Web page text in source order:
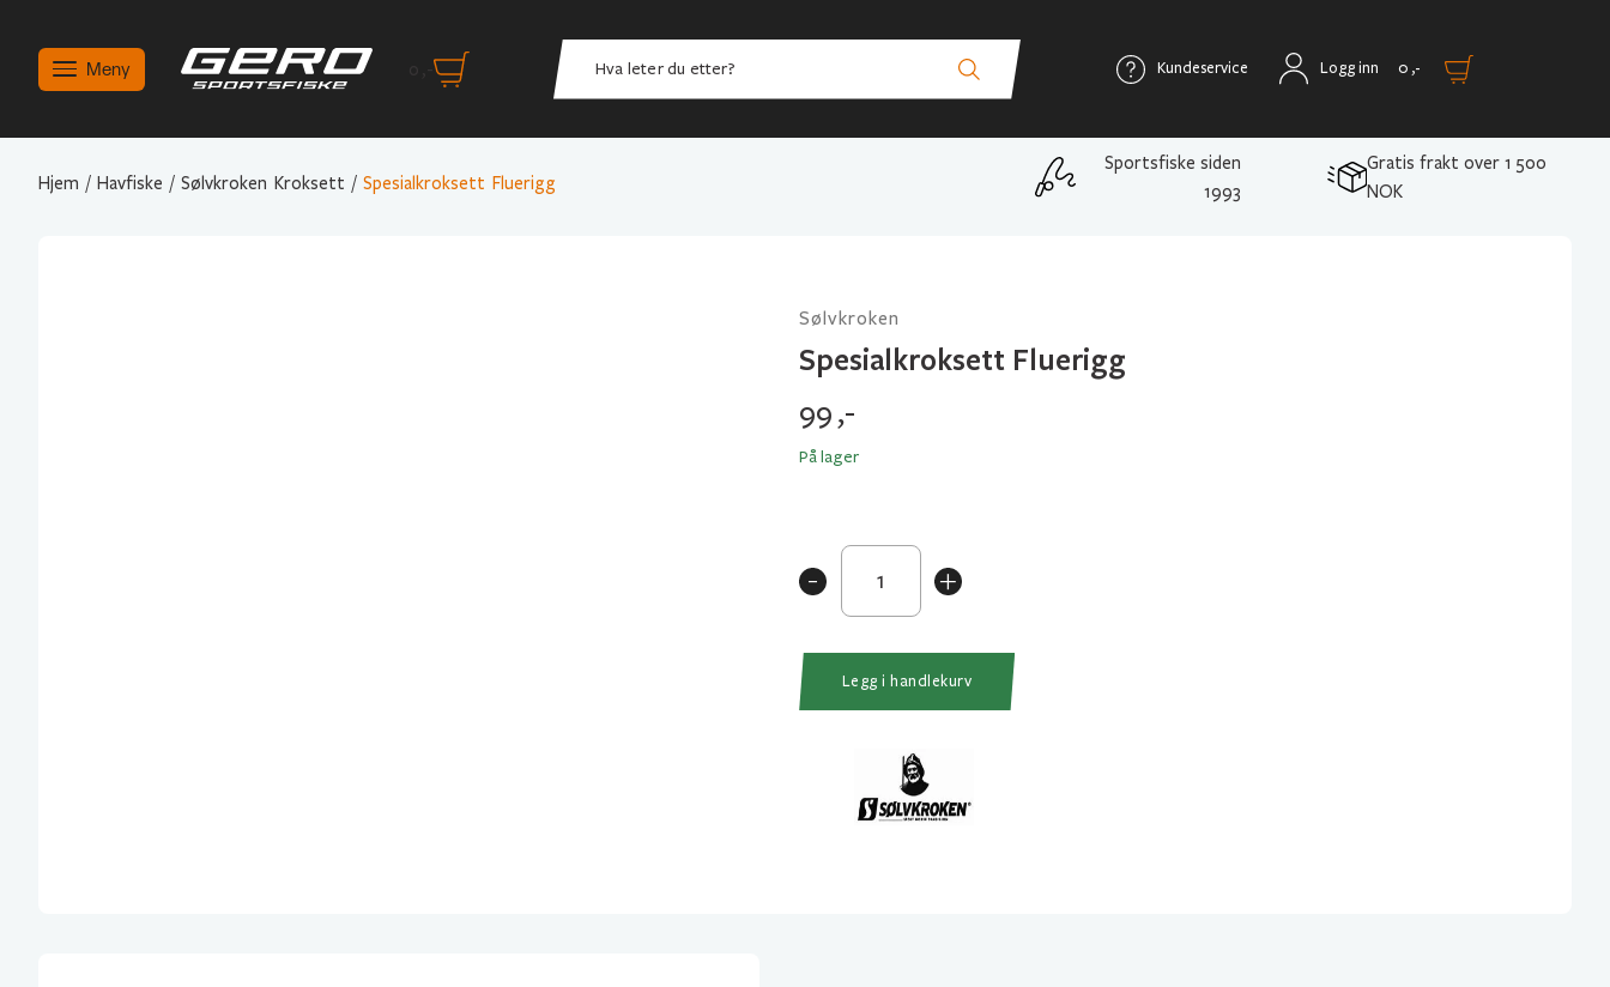
Meny Kundeservice Logg inn 0 ,-
Hjem / Havfiske / Sølvkroken Kroksett / Spesialkroksett Fluerigg
Sportsfiske siden
1993
Gratis frakt over 1 500
NOK
Sølvkroken
Spesialkroksett Fluerigg
99,-
På lager
+
Spesialkroksett
Fluerigg
antall
-
Legg i handlekurv